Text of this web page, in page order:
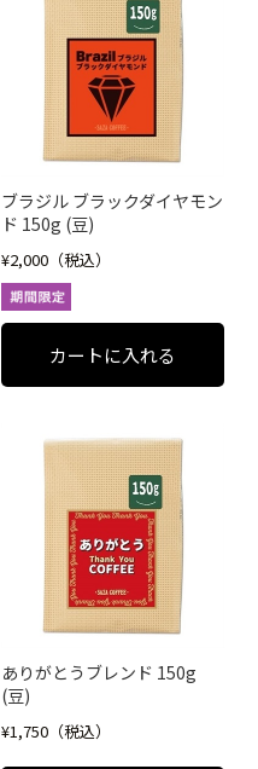
ブラジル ブラックダイヤモン
ド 150g (豆)
¥2,000（税込）
ありがとうブレンド 150g
(豆)
¥1,750（税込）